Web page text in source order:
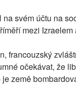
na svém účtu na
mezi
francouzský
očekávat, že
země